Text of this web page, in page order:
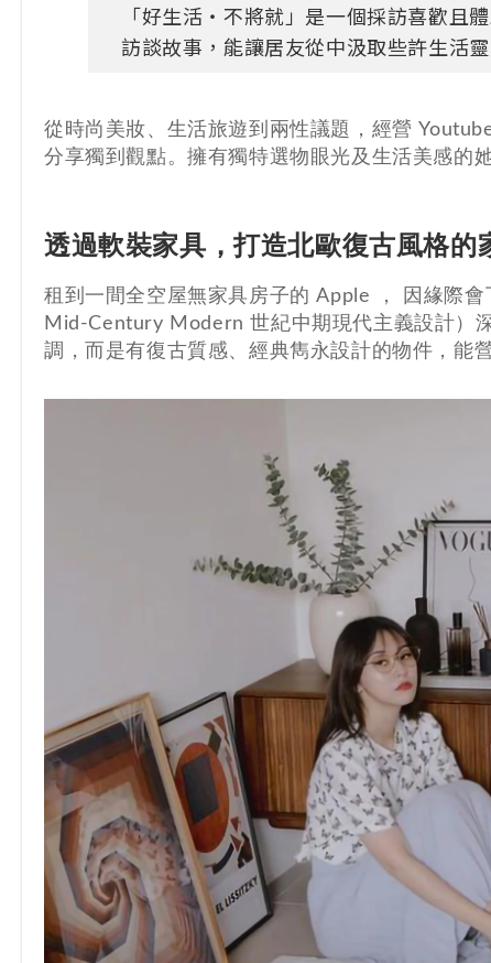
「好生活・不將就」是一個採訪喜歡且
訪談故事，能讓居友從中汲取些許生活
從時尚美妝、生活旅遊到兩性議題，經營
分享獨到觀點。擁有獨特選物眼光及生活美感的
透過軟裝家具，打造北歐復古風格的
租到一間全空屋無家具房子的 Apple ， 因緣際
Mid-Century Modern 世紀中期現代主義設計）
調，而是有復古質感、經典雋永設計的物件，能